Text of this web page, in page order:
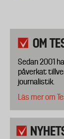
OM
Sedan 2001
påverkat
journalistik.
Läs mer om